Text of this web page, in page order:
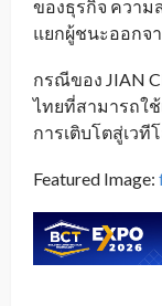
ของธุรกิจ ความ
แยกผู้ชนะออกจ
กรณีของ JIAN
ไทยที่สามารถใ
การเติบโตสู่เวที
Featured Image: